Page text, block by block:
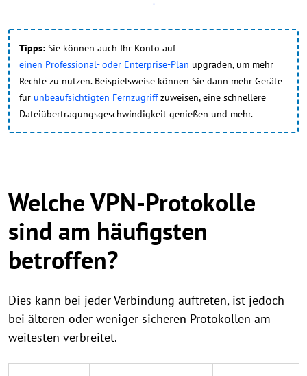
Tipps: Sie können auch Ihr Konto auf
einen Professional- oder Enterprise-Plan upgraden, um mehr
Rechte zu nutzen. Beispielsweise können Sie dann mehr Geräte
für unbeaufsichtigten Fernzugriffzuweisen, eine schnellere
Dateiübertragungsgeschwindigkeit genießen und mehr.
Welche VPN-Protokolle
sind am häufigsten
betroffen?
Dies kann bei jeder Verbindung auftreten, ist jedoch
bei älteren oder weniger sicheren Protokollen am
weitesten verbreitet.